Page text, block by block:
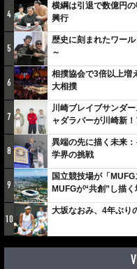
4
横綱は引退で数億円
興行
5
歴史に刻まれたワー
～
6
相撲協会で3倍以上増
大相撲
7
川崎ブレイブサンダ
ャダラパーが川崎新
しみでしかないでし
8
異端の先に描く未来
学界の挑戦
9
国立競技場が「
MUFGが“共創”し描
10
大坂なおみ、4年ぶり